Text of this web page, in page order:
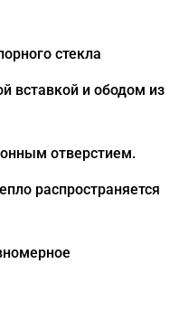
стекла
вставкой и ободом из
отверстием.
распространяется